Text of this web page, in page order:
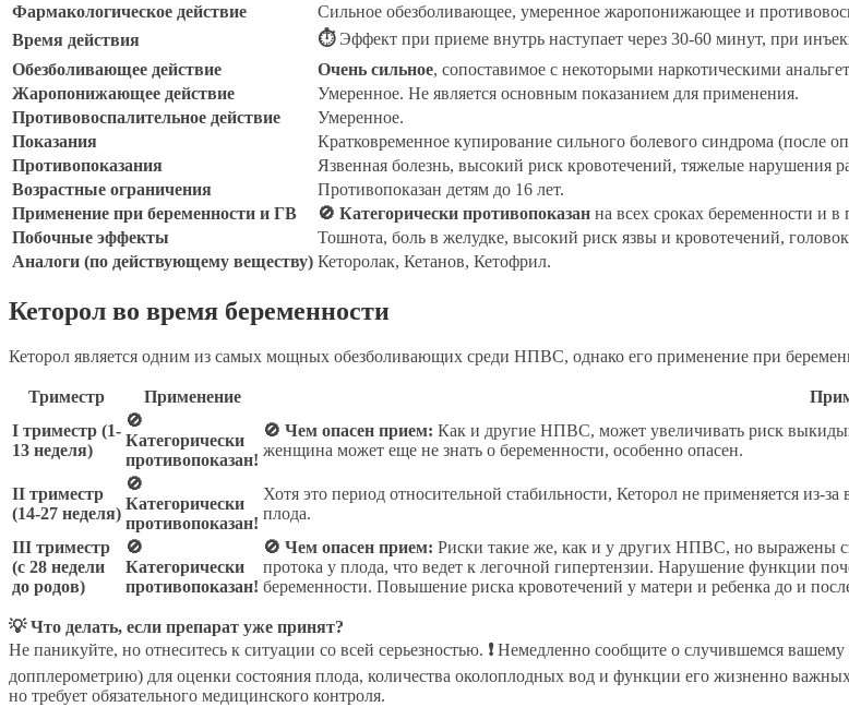
Фармакологическое действие
Сильное обезболивающее, умеренное жаропонижающее и
Время действия
⏱Эффект при приеме внутрь наступает через 30-60 минут, при
Обезболивающее действие
Очень сильное, сопоставимое с некоторыми наркотическими
Жаропонижающее действие
Умеренное. Не является основным показанием для применения.
Противовоспалительное действие
Умеренное.
Показания
Кратковременное купирование сильного болевого синдрома (после
Противопоказания
Язвенная болезнь, высокий риск кровотечений, тяжелые нарушения
Возрастные ограничения
Противопоказан детям до 16 лет.
Применение при беременности и ГВ
🚫 Категорически противопоказан на всех сроках беременности и
Побочные эффекты
Тошнота, боль в желудке, высокий риск язвы и кровотечений,
Аналоги (по действующему веществу) Кеторолак, Кетанов, Кетофрил.
Кеторол во время беременности
Кеторол является одним из самых мощных обезболивающих среди НПВС, однако его применение при
Триместр Применение
I триместр (1-
13 неделя)
🚫
Категорически
противопоказан!
🚫 Чем опасен прием: Как и другие НПВС, может увеличивать риск
женщина может еще не знать о беременности, особенно опасен.
II триместр
(14-27 неделя)
🚫
Категорически
противопоказан!
Хотя это период относительной стабильности, Кеторол не применяется из-
плода.
III триместр
(с 28 недели
до родов)
🚫
Категорически
противопоказан!
🚫 Чем опасен прием: Риски такие же, как и у других НПВС, но выражены
протока у плода, что ведет к легочной гипертензии. Нарушение функции
беременности. Повышение риска кровотечений у матери и ребенка до и
💡 Что делать, если препарат уже принят?
Не паникуйте, но отнеситесь к ситуации со всей серьезностью. ❗Немедленно сообщите о случившемся вашему
допплерометрию) для оценки состояния плода, количества околоплодных вод и функции его жизненно
но требует обязательного медицинского контроля.